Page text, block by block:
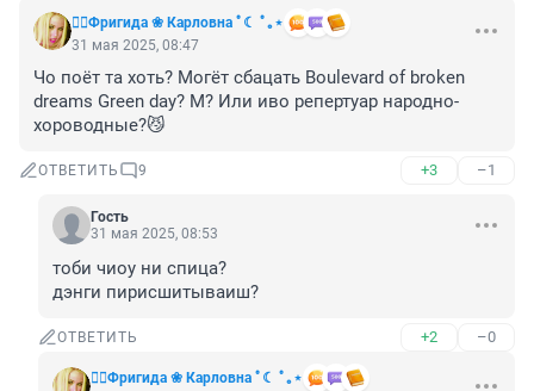
❤️‍🔥Фригида ❀ Карловна ﾟ☾ ﾟ｡⋆
31 мая 2025, 08:47
Чо поёт та хоть? Могёт сбацать Boulevard of broken
dreams Green day? М? Или иво репертуар народно-
хороводные?😼
ОТВЕТИТЬ 9 +3 –1
Гость
31 мая 2025, 08:53
тоби чиоу ни спица?
дэнги пирисшитываиш?
ОТВЕТИТЬ +2 –0
❤️‍🔥Фригида ❀ Карловна ﾟ☾ ﾟ｡⋆